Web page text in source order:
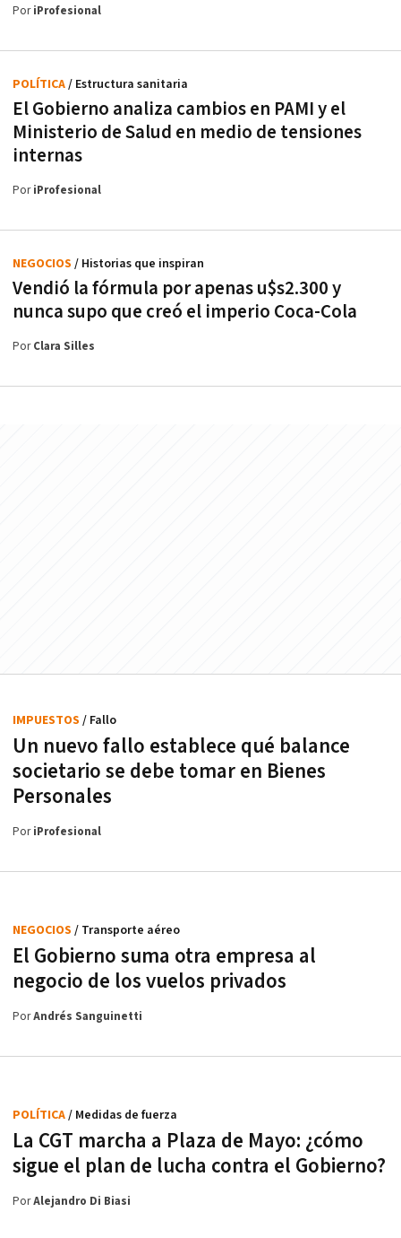
PoriProfesional
El Gobierno analiza cambios en PAMI y el
Ministerio de Salud en medio de tensiones
internas
POLÍTICA/ Estructura sanitaria
PoriProfesional
Vendió la fórmula por apenas u$s2.300 y
nunca supo que creó el imperio Coca-Cola
NEGOCIOS / Historias que inspiran
PorClara Silles
Un nuevo fallo establece qué balance
societario se debe tomar en Bienes
Personales
IMPUESTOS / Fallo
PoriProfesional
El Gobierno suma otra empresa al
negocio de los vuelos privados
NEGOCIOS / Transporte aéreo
PorAndrés Sanguinetti
La CGT marcha a Plaza de Mayo: ¿cómo
sigue el plan de lucha contra el Gobierno?
POLÍTICA/ Medidas de fuerza
PorAlejandro Di Biasi